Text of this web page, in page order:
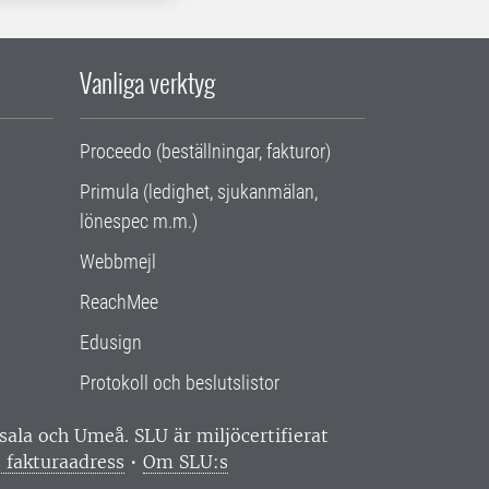
Vanliga verktyg
Proceedo (beställningar, fakturor)
Primula (ledighet, sjukanmälan,
lönespec m.m.)
Webbmejl
ReachMee
Edusign
Protokoll och beslutslistor
och Umeå. SLU är miljöcertifierat
fakturaadress • Om SLU:s